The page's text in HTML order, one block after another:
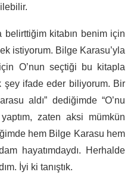
belirttiğim kitabın benim için
istiyorum. Bilge Karasu’yla
O’nun seçtiği bu kitapla
ifade eder biliyorum. Bir
aldı” dediğimde “O’nu
zaten aksi mümkün
hem Bilge Karasu hem
hayatımdaydı. Herhalde
İyi ki tanıştık.